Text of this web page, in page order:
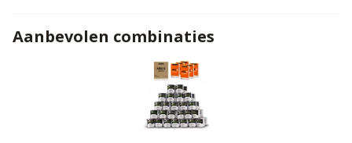
Aanbevolen combinaties